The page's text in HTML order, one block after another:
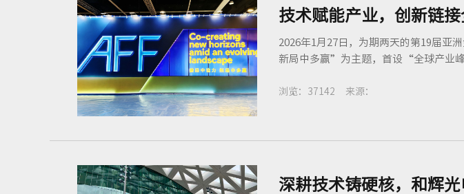
技术赋能产业，创新链
2026年1月27日，为期两天的第19届亚
新局中多赢”为主题，首设“全球产业
浏览：37142 来源：
深耕技术铸硬核，和辉